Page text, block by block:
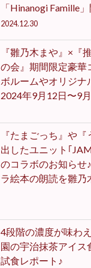
「Hinanogi Famille
2024.12.30
『雛乃木まや』×
の会』期間限定豪華
ボルームやオリジナ
2024年9月12日〜9
『たまごっち』や
出したユニット｢
のコラボのお知らせ
ラ絵本の朗読を雛乃
4段階の濃度が味わ
園の宇治抹茶アイス
試食レポート♪